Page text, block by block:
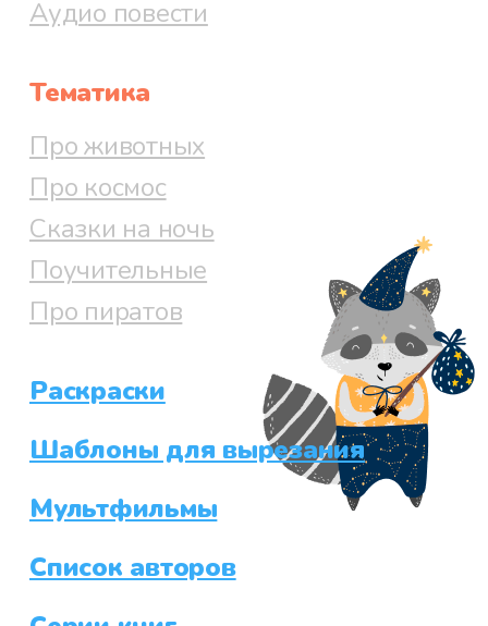
Аудио повести
Тематика
Про животных
Про космос
Сказки на ночь
Поучительные
Про пиратов
Раскраски
Шаблоны для вырезания
Мультфильмы
Список авторов